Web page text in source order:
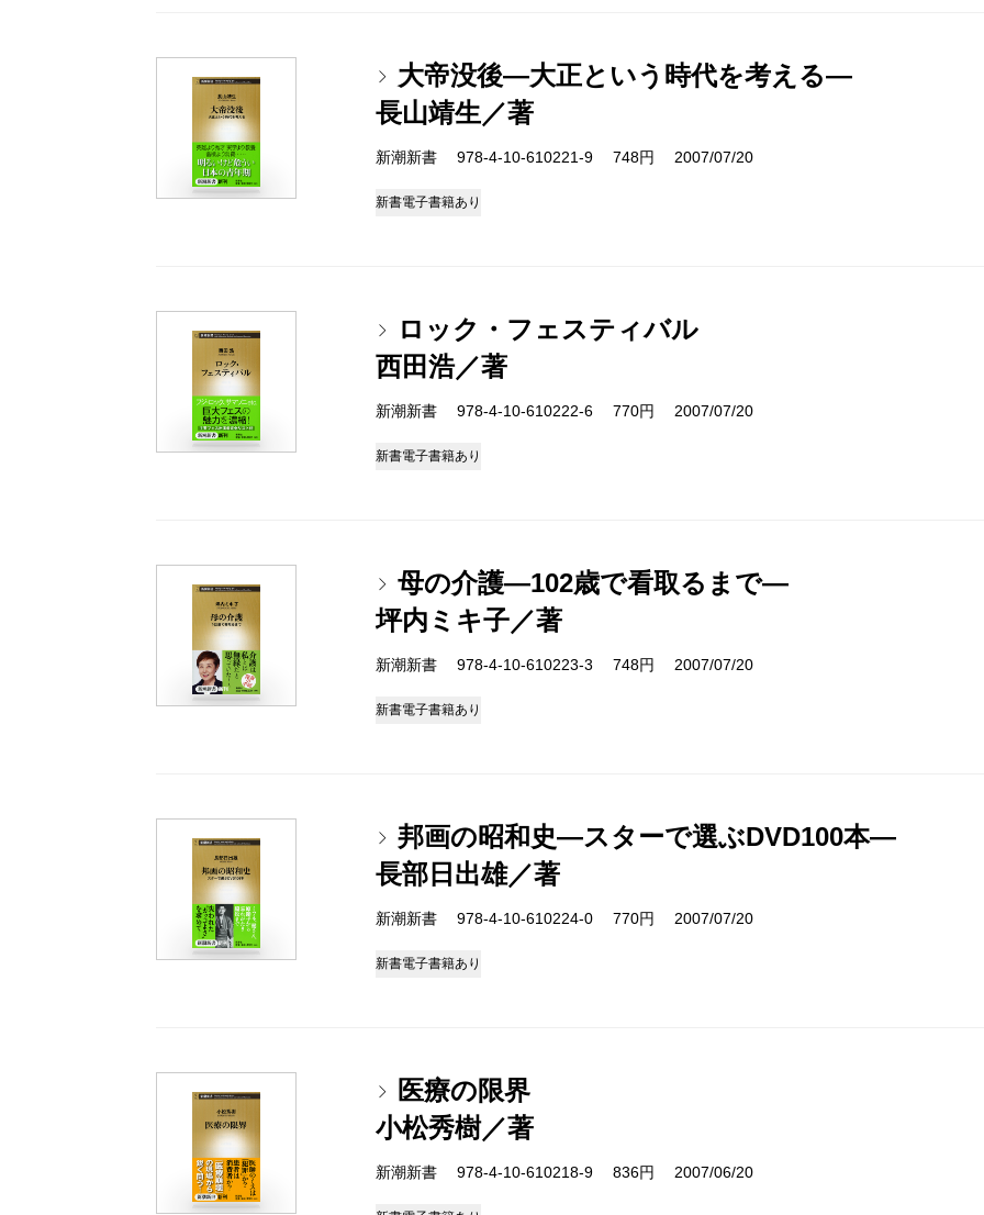
大帝没後―大正という時代を考える―
長山靖生／著
新潮新書 978-4-10-610221-9 748円 2007/07/20
新書電子書籍あり
ロック・フェスティバル
西田浩／著
新潮新書 978-4-10-610222-6 770円 2007/07/20
新書電子書籍あり
母の介護―102歳で看取るまで―
坪内ミキ子／著
新潮新書 978-4-10-610223-3 748円 2007/07/20
新書電子書籍あり
邦画の昭和史―スターで選ぶDVD100本―
長部日出雄／著
新潮新書 978-4-10-610224-0 770円 2007/07/20
新書電子書籍あり
医療の限界
小松秀樹／著
新潮新書 978-4-10-610218-9 836円 2007/06/20